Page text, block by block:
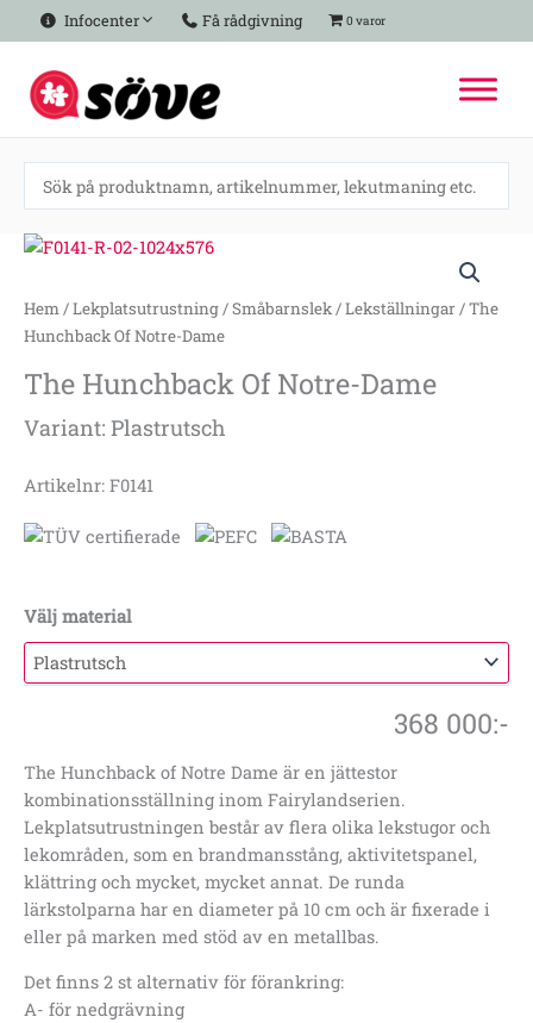
Hoppa
till
innehåll
Infocenter Få rådgivning 0 varor
Hem/Lekplatsutrustning/Småbarnslek/Lekställningar/ The
Hunchback Of Notre-Dame
The Hunchback Of Notre-Dame
Variant: Plastrutsch
Artikelnr: F0141
Välj material
368 000:-
The Hunchback of Notre Dame är en jättestor
kombinationsställning inom Fairylandserien.
Lekplatsutrustningen består av flera olika lekstugor och
lekområden, som en brandmansstång, aktivitetspanel,
klättring och mycket, mycket annat. De runda
lärkstolparna har en diameter på 10 cm och är fixerade i
eller på marken med stöd av en metallbas.
Det finns 2 st alternativ för förankring:
A- för nedgrävning
The
Of
Notre-
mängd